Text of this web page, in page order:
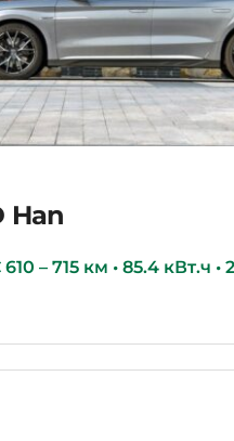
Han
– 715 км • 85.4 кВт.ч •